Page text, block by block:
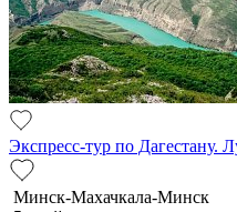
Экспресс-тур по Дагестану.
Минск-Махачкала-Минск